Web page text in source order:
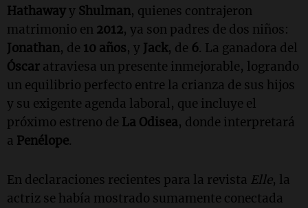
Hathawayy Shulman, quienes contrajeron
matrimonio en 2012, ya son padres de dos niños:
Jonathan, de 10 años, y Jack, de 6. La ganadora del
Óscar atraviesa un presente inmejorable, logrando
un equilibrio perfecto entre la crianza de sus hijos
y su exigente agenda laboral, que incluye el
próximo estreno de La Odisea, donde interpretará
a Penélope.
En declaraciones recientes para la revista Elle, la
actriz se había mostrado sumamente conectada